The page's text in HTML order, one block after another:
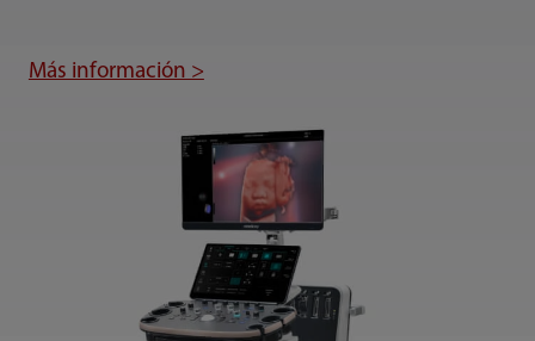
Más información >